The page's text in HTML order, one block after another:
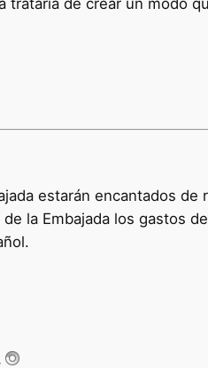
estarán encantados
la Embajada los gastos